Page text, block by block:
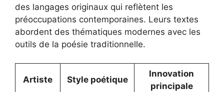
des langages originaux qui reflètent les
préoccupations contemporaines. Leurs textes
abordent des thématiques modernes avec les
outils de la poésie traditionnelle.
Artiste Style poétique
Innovation
principale